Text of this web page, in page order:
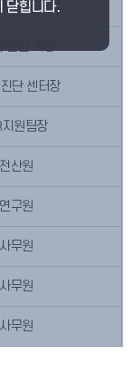
단 부단장
단 센터장
지원팀장
전산원
연구원
사무원
사무원
사무원